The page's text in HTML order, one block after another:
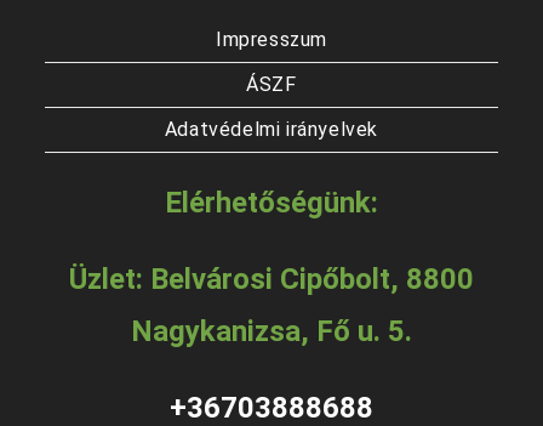
Impresszum
ÁSZF
Adatvédelmi irányelvek
Elérhetőségünk:
Üzlet: Belvárosi Cipőbolt, 8800
Nagykanizsa, Fő u. 5.
+36703888688